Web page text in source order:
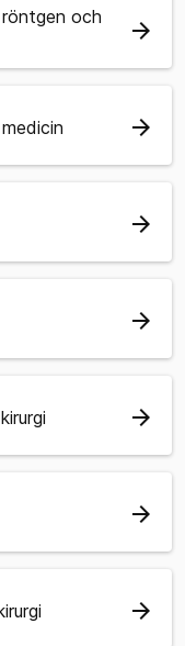
och
arrow_forward
arrow_forward
arrow_forward
arrow_forward
arrow_forward
arrow_forward
arrow_forward